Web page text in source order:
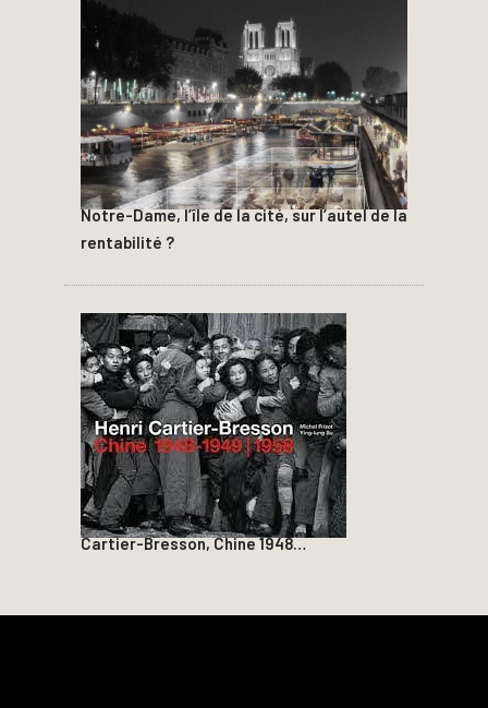
Notre-Dame, l’île de la cité, sur l’autel de la
rentabilité ?
Cartier-Bresson, Chine 1948…